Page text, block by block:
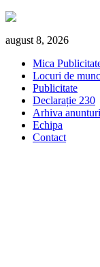
Skip
content
august 8, 2026
Mica
Locuri de
Publicitate
Declarație 230
Arhiva
Echipa
Contact